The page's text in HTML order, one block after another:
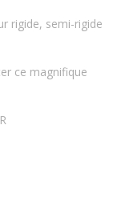
rigide, semi-rigide
ce magnifique